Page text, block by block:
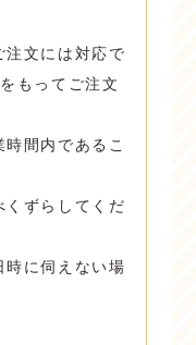
注文には対応で
もってご注文
間内であるこ
くずらしてくだ
時に伺えない場